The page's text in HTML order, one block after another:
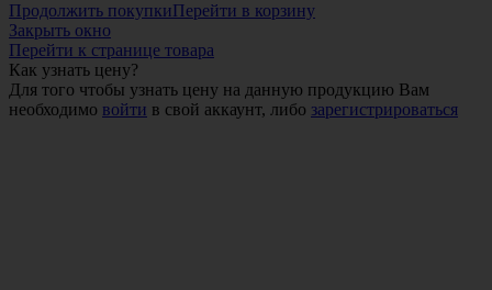
Продолжить покупкиПерейти в корзину
Закрыть окно
Перейти к странице товара
Как узнать цену?
Для того чтобы узнать цену на данную продукцию Вам
необходимо войти в свой аккаунт, либо зарегистрироваться